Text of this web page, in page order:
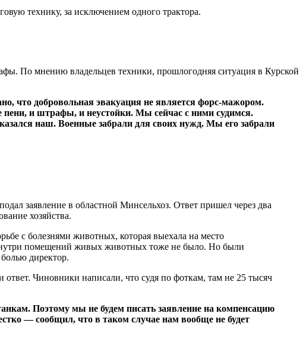
технику, за исключением одного трактора.
По мнению владельцев техники, прошлогодняя ситуация в Курской
что добровольная эвакуация не является форс-мажором.
и штрафы, и неустойки. Мы сейчас с ними судимся.
наш. Военные забрали для своих нужд. Мы его забрали
заявление в областной Минсельхоз. Ответ пришел через два
хозяйства.
с болезнями животных, которая выехала на место
помещений живых животных тоже не было. Но были
директор.
Чиновники написали, что судя по фоткам, там не 25 тысяч
Поэтому мы не будем писать заявление на компенсацию
— сообщил, что в таком случае нам вообще не будет